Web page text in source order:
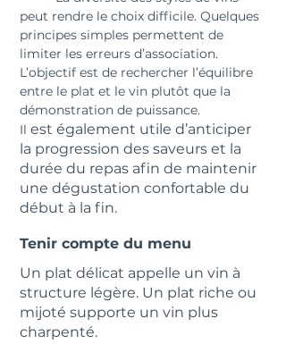
peut rendre le choix difficile. Quelques
principes simples permettent de
limiter les erreurs d’association.
L’objectif est de rechercher l’équilibre
entre le plat et le vin plutôt que la
démonstration de puissance.
Il est également utile d’anticiper
la progression des saveurs et la
durée du repas afin de maintenir
une dégustation confortable du
début à la fin.
Tenir compte du menu
Un plat délicat appelle un vin à
structure légère. Un plat riche ou
mijoté supporte un vin plus
charpenté.